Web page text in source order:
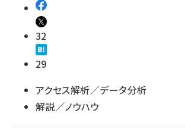
32
29
アクセス解析／データ分析
解説／ノウハウ